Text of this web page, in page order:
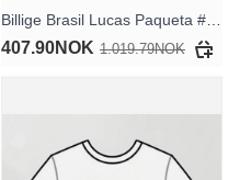
407.90NOK 1.019.79NOK